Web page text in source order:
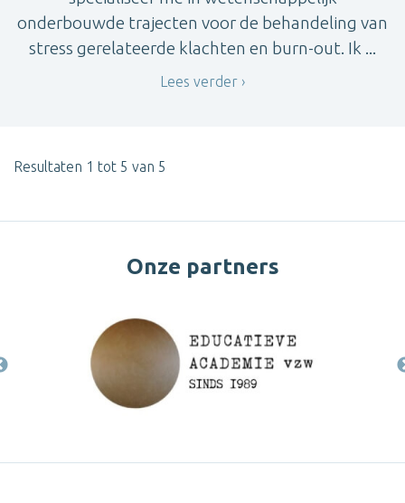
onderbouwde trajecten voor de behandeling van
stress gerelateerde klachten en burn-out. Ik ...
Lees verder
Resultaten 1 tot 5 van 5
Onze partners